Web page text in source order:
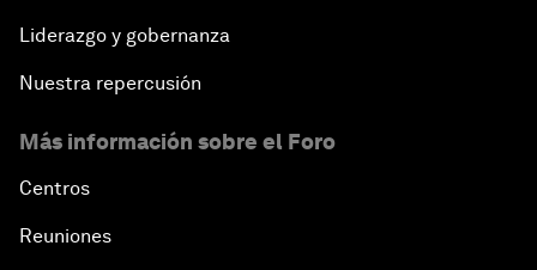
Liderazgo y gobernanza
Nuestra repercusión
Más información sobre el Foro
Centros
Reuniones